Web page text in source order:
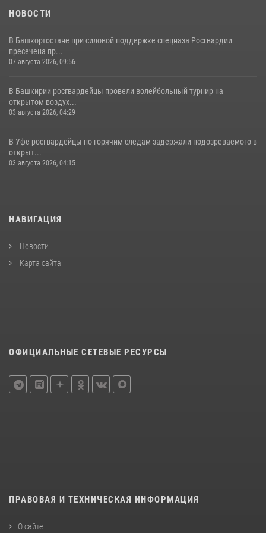
НОВОСТИ
В Башкортостане при силовой поддержке спецназа Росгвардии
пресечена пр...
07 августа 2026, 09:56
В Башкирии росгвардейцы провели волейбольный турнир на
открытом воздух...
03 августа 2026, 04:29
В Уфе росгвардейцы по горячим следам задержали подозреваемого в
открыт...
03 августа 2026, 04:15
НАВИГАЦИЯ
Новости
Карта сайта
ОФИЦИАЛЬНЫЕ СЕТЕВЫЕ РЕСУРСЫ
ПРАВОВАЯ И ТЕХНИЧЕСКАЯ ИНФОРМАЦИЯ
О сайте